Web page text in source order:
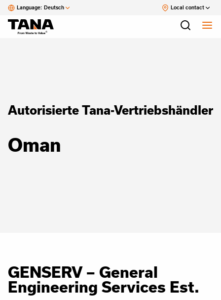
Language: Deutsch Local contact
Autorisierte Tana-Vertriebshändler
Oman
GENSERV – General
Engineering Services Est.